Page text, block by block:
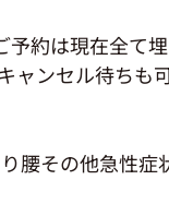
約は現在全て
ャンセル待ち
腰その他急性症